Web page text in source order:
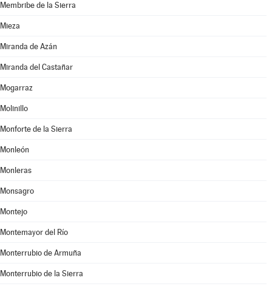
Membribe de la Sierra
Mieza
Miranda de Azán
Miranda del Castañar
Mogarraz
Molinillo
Monforte de la Sierra
Monleón
Monleras
Monsagro
Montejo
Montemayor del Río
Monterrubio de Armuña
Monterrubio de la Sierra